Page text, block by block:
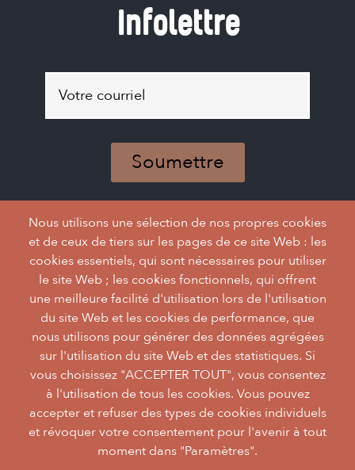
infolettre
infolettre
Nous utilisons une sélection de nos propres cookies
et de ceux de tiers sur les pages de ce site Web : les
cookies essentiels, qui sont nécessaires pour utiliser
le site Web ; les cookies fonctionnels, qui offrent
une meilleure facilité d'utilisation lors de l'utilisation
du site Web et les cookies de performance, que
nous utilisons pour générer des données agrégées
sur l'utilisation du site Web et des statistiques. Si
vous choisissez "ACCEPTER TOUT", vous consentez
à l'utilisation de tous les cookies. Vous pouvez
accepter et refuser des types de cookies individuels
et révoquer votre consentement pour l'avenir à tout
moment dans "Paramètres".